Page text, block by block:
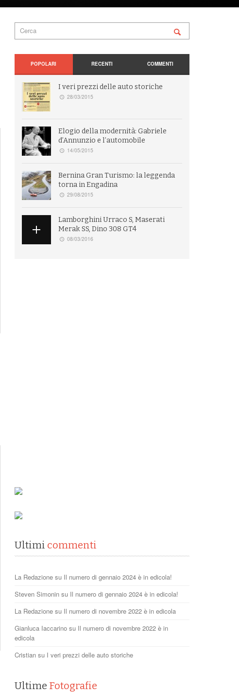
POPOLARI RECENTI COMMENTI
I veri prezzi delle auto storiche
28/03/2015
Elogio della modernità: Gabriele
d’Annunzio e l’automobile
14/05/2015
Bernina Gran Turismo: la leggenda
torna in Engadina
29/08/2015
Lamborghini Urraco S, Maserati
Merak SS, Dino 308 GT4
08/03/2016
Ultimi commenti
La Redazione su Il numero di gennaio 2024 è in edicola!
Steven Simonin su Il numero di gennaio 2024 è in edicola!
La Redazione su Il numero di novembre 2022 è in edicola
Gianluca Iaccarino su Il numero di novembre 2022 è in
edicola
Cristian su I veri prezzi delle auto storiche
Ultime Fotografie